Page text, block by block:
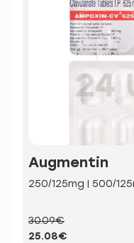
Augmentin
250/125mg | 500/
30.09€
25.08€